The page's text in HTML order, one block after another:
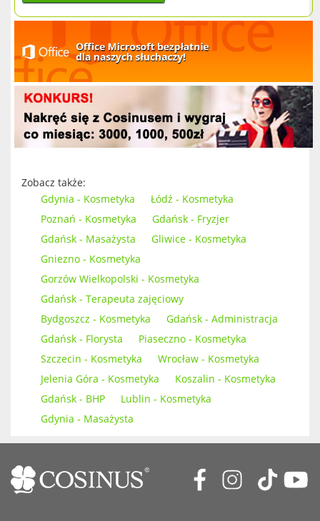
Zobacz także:
Gdynia - Kosmetyka
Łódź - Kosmetyka
Poznań - Kosmetyka
Gdańsk - Fryzjer
Gdańsk - Masażysta
Gliwice - Kosmetyka
Gniezno - Kosmetyka
Gorzów Wielkopolski - Kosmetyka
Gdańsk - Terapeuta zajęciowy
Bydgoszcz - Kosmetyka
Gdańsk - Administracja
Gdańsk - Florysta
Piaseczno - Kosmetyka
Szczecin - Kosmetyka
Wrocław - Kosmetyka
Jelenia Góra - Kosmetyka
Koszalin - Kosmetyka
Gdańsk - BHP
Lublin - Kosmetyka
Gdynia - Masażysta